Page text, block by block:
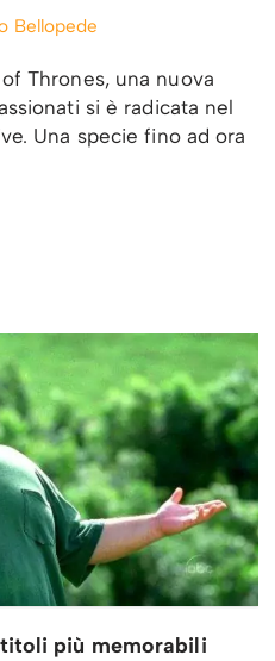
Bellopede
Thrones, una nuova
si è radicata nel
Una specie fino ad ora
più memorabili